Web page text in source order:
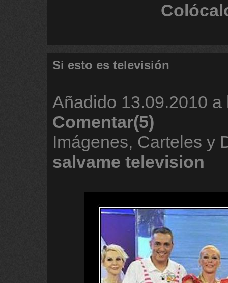
Si esto es televisión
Añadido 13.09.2010 a
Comentar(5)
Imágenes, Carteles y
salvame television